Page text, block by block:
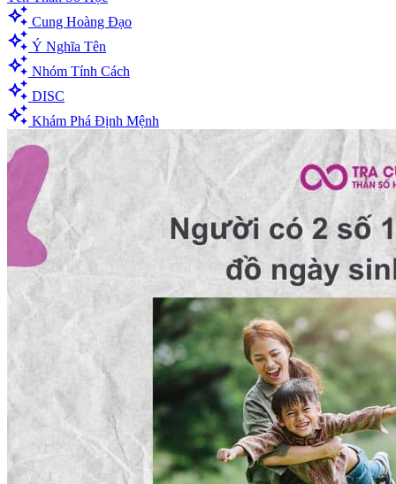
auto_awesome Cung Hoàng Đạo
auto_awesome Ý Nghĩa Tên
auto_awesome Nhóm Tính Cách
auto_awesome DISC
auto_awesome Khám Phá Định Mệnh